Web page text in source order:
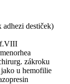
destiček)
f.VIII
zákroku
u hemofilie